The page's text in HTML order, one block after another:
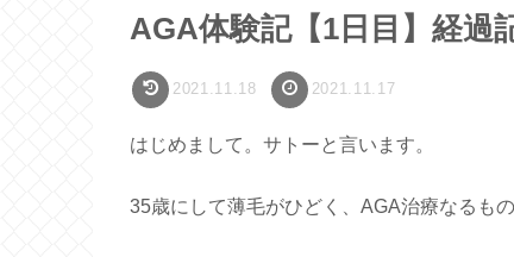
AGA体験記【1日目】経過
2021.11.18 2021.11.17
はじめまして。サトーと言います。
35歳にして薄毛がひどく、AGA治療なるも